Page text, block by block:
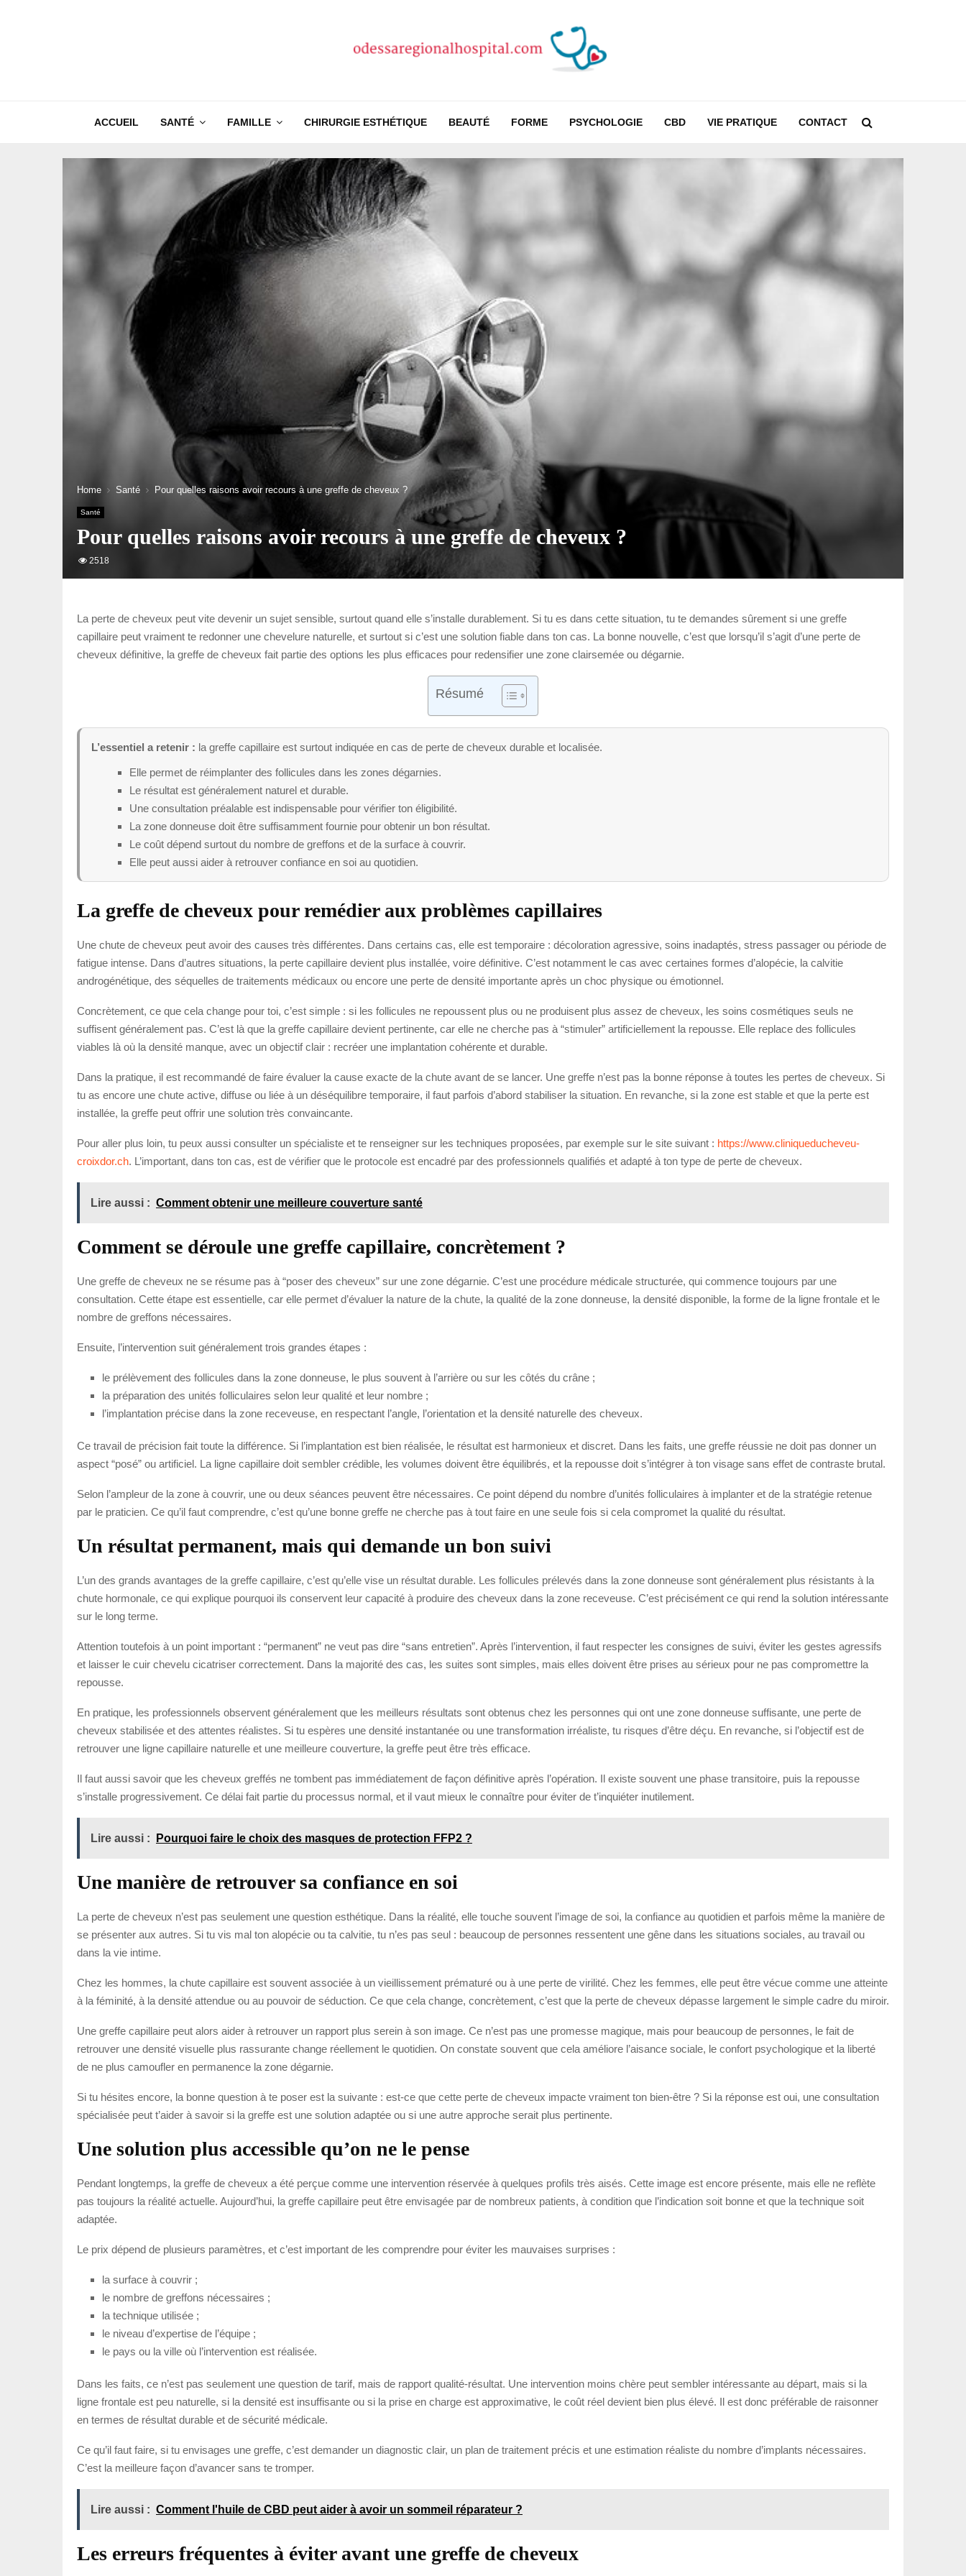
ACCUEIL SANTÉ FAMILLE CHIRURGIE ESTHÉTIQUE BEAUTÉ FORME PSYCHOLOGIE CBD VIE PRATIQUE CONTACT
Home Santé Pour quelles raisons avoir recours à une greffe de cheveux ?
Santé
Pour quelles raisons avoir recours à une greffe de cheveux ?
2518
La perte de cheveux peut vite devenir un sujet sensible, surtout quand elle s’installe durablement. Si tu es dans cette situation, tu te demandes sûrement si une greffe
capillaire peut vraiment te redonner une chevelure naturelle, et surtout si c’est une solution fiable dans ton cas. La bonne nouvelle, c’est que lorsqu’il s’agit d’une perte de
cheveux définitive, la greffe de cheveux fait partie des options les plus efficaces pour redensifier une zone clairsemée ou dégarnie.
Résumé
L’essentiel a retenir : la greffe capillaire est surtout indiquée en cas de perte de cheveux durable et localisée.
Elle permet de réimplanter des follicules dans les zones dégarnies.
Le résultat est généralement naturel et durable.
Une consultation préalable est indispensable pour vérifier ton éligibilité.
La zone donneuse doit être suffisamment fournie pour obtenir un bon résultat.
Le coût dépend surtout du nombre de greffons et de la surface à couvrir.
Elle peut aussi aider à retrouver confiance en soi au quotidien.
La greffe de cheveux pour remédier aux problèmes capillaires
Une chute de cheveux peut avoir des causes très différentes. Dans certains cas, elle est temporaire : décoloration agressive, soins inadaptés, stress passager ou période de
fatigue intense. Dans d’autres situations, la perte capillaire devient plus installée, voire définitive. C’est notamment le cas avec certaines formes d’alopécie, la calvitie
androgénétique, des séquelles de traitements médicaux ou encore une perte de densité importante après un choc physique ou émotionnel.
Concrètement, ce que cela change pour toi, c’est simple : si les follicules ne repoussent plus ou ne produisent plus assez de cheveux, les soins cosmétiques seuls ne
suffisent généralement pas. C’est là que la greffe capillaire devient pertinente, car elle ne cherche pas à “stimuler” artificiellement la repousse. Elle replace des follicules
viables là où la densité manque, avec un objectif clair : recréer une implantation cohérente et durable.
Dans la pratique, il est recommandé de faire évaluer la cause exacte de la chute avant de se lancer. Une greffe n’est pas la bonne réponse à toutes les pertes de cheveux. Si
tu as encore une chute active, diffuse ou liée à un déséquilibre temporaire, il faut parfois d’abord stabiliser la situation. En revanche, si la zone est stable et que la perte est
installée, la greffe peut offrir une solution très convaincante.
Pour aller plus loin, tu peux aussi consulter un spécialiste et te renseigner sur les techniques proposées, par exemple sur le site suivant : https://www.cliniqueducheveu-
croixdor.ch. L’important, dans ton cas, est de vérifier que le protocole est encadré par des professionnels qualifiés et adapté à ton type de perte de cheveux.
Lire aussi : Comment obtenir une meilleure couverture santé
Comment se déroule une greffe capillaire, concrètement ?
Une greffe de cheveux ne se résume pas à “poser des cheveux” sur une zone dégarnie. C’est une procédure médicale structurée, qui commence toujours par une
consultation. Cette étape est essentielle, car elle permet d’évaluer la nature de la chute, la qualité de la zone donneuse, la densité disponible, la forme de la ligne frontale et le
nombre de greffons nécessaires.
Ensuite, l’intervention suit généralement trois grandes étapes :
le prélèvement des follicules dans la zone donneuse, le plus souvent à l’arrière ou sur les côtés du crâne ;
la préparation des unités folliculaires selon leur qualité et leur nombre ;
l’implantation précise dans la zone receveuse, en respectant l’angle, l’orientation et la densité naturelle des cheveux.
Ce travail de précision fait toute la différence. Si l’implantation est bien réalisée, le résultat est harmonieux et discret. Dans les faits, une greffe réussie ne doit pas donner un
aspect “posé” ou artificiel. La ligne capillaire doit sembler crédible, les volumes doivent être équilibrés, et la repousse doit s’intégrer à ton visage sans effet de contraste brutal.
Selon l’ampleur de la zone à couvrir, une ou deux séances peuvent être nécessaires. Ce point dépend du nombre d’unités folliculaires à implanter et de la stratégie retenue
par le praticien. Ce qu’il faut comprendre, c’est qu’une bonne greffe ne cherche pas à tout faire en une seule fois si cela compromet la qualité du résultat.
Un résultat permanent, mais qui demande un bon suivi
L’un des grands avantages de la greffe capillaire, c’est qu’elle vise un résultat durable. Les follicules prélevés dans la zone donneuse sont généralement plus résistants à la
chute hormonale, ce qui explique pourquoi ils conservent leur capacité à produire des cheveux dans la zone receveuse. C’est précisément ce qui rend la solution intéressante
sur le long terme.
Attention toutefois à un point important : “permanent” ne veut pas dire “sans entretien”. Après l’intervention, il faut respecter les consignes de suivi, éviter les gestes agressifs
et laisser le cuir chevelu cicatriser correctement. Dans la majorité des cas, les suites sont simples, mais elles doivent être prises au sérieux pour ne pas compromettre la
repousse.
En pratique, les professionnels observent généralement que les meilleurs résultats sont obtenus chez les personnes qui ont une zone donneuse suffisante, une perte de
cheveux stabilisée et des attentes réalistes. Si tu espères une densité instantanée ou une transformation irréaliste, tu risques d’être déçu. En revanche, si l’objectif est de
retrouver une ligne capillaire naturelle et une meilleure couverture, la greffe peut être très efficace.
Il faut aussi savoir que les cheveux greffés ne tombent pas immédiatement de façon définitive après l’opération. Il existe souvent une phase transitoire, puis la repousse
s’installe progressivement. Ce délai fait partie du processus normal, et il vaut mieux le connaître pour éviter de t’inquiéter inutilement.
Lire aussi : Pourquoi faire le choix des masques de protection FFP2 ?
Une manière de retrouver sa confiance en soi
La perte de cheveux n’est pas seulement une question esthétique. Dans la réalité, elle touche souvent l’image de soi, la confiance au quotidien et parfois même la manière de
se présenter aux autres. Si tu vis mal ton alopécie ou ta calvitie, tu n’es pas seul : beaucoup de personnes ressentent une gêne dans les situations sociales, au travail ou
dans la vie intime.
Chez les hommes, la chute capillaire est souvent associée à un vieillissement prématuré ou à une perte de virilité. Chez les femmes, elle peut être vécue comme une atteinte
à la féminité, à la densité attendue ou au pouvoir de séduction. Ce que cela change, concrètement, c’est que la perte de cheveux dépasse largement le simple cadre du miroir.
Une greffe capillaire peut alors aider à retrouver un rapport plus serein à son image. Ce n’est pas une promesse magique, mais pour beaucoup de personnes, le fait de
retrouver une densité visuelle plus rassurante change réellement le quotidien. On constate souvent que cela améliore l’aisance sociale, le confort psychologique et la liberté
de ne plus camoufler en permanence la zone dégarnie.
Si tu hésites encore, la bonne question à te poser est la suivante : est-ce que cette perte de cheveux impacte vraiment ton bien-être ? Si la réponse est oui, une consultation
spécialisée peut t’aider à savoir si la greffe est une solution adaptée ou si une autre approche serait plus pertinente.
Une solution plus accessible qu’on ne le pense
Pendant longtemps, la greffe de cheveux a été perçue comme une intervention réservée à quelques profils très aisés. Cette image est encore présente, mais elle ne reflète
pas toujours la réalité actuelle. Aujourd’hui, la greffe capillaire peut être envisagée par de nombreux patients, à condition que l’indication soit bonne et que la technique soit
adaptée.
Le prix dépend de plusieurs paramètres, et c’est important de les comprendre pour éviter les mauvaises surprises :
la surface à couvrir ;
le nombre de greffons nécessaires ;
la technique utilisée ;
le niveau d’expertise de l’équipe ;
le pays ou la ville où l’intervention est réalisée.
Dans les faits, ce n’est pas seulement une question de tarif, mais de rapport qualité-résultat. Une intervention moins chère peut sembler intéressante au départ, mais si la
ligne frontale est peu naturelle, si la densité est insuffisante ou si la prise en charge est approximative, le coût réel devient bien plus élevé. Il est donc préférable de raisonner
en termes de résultat durable et de sécurité médicale.
Ce qu’il faut faire, si tu envisages une greffe, c’est demander un diagnostic clair, un plan de traitement précis et une estimation réaliste du nombre d’implants nécessaires.
C’est la meilleure façon d’avancer sans te tromper.
Lire aussi : Comment l'huile de CBD peut aider à avoir un sommeil réparateur ?
Les erreurs fréquentes à éviter avant une greffe de cheveux